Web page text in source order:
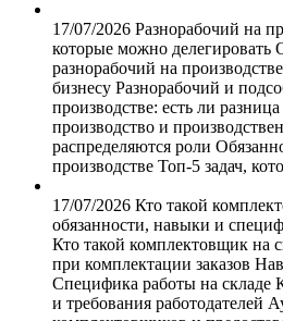
17/07/2026 Разнорабочий на
которые можно делегировать
разнорабочий на
бизнесу Разнорабочий и
производстве: есть ли
производство и
распределяются роли
производстве Топ-5 задач,
17/07/2026 Кто такой
обязанности, навыки и
Кто такой комплектовщик на
при комплектации заказов
Специфика работы на складе
и требования работодателей